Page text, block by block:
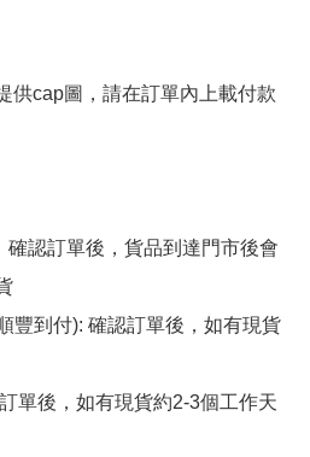
供cap圖，請在訂單內上載付款
確認訂單後，貨品到達門市後會
豐到付): 確認訂單後，如有現貨
單後，如有現貨約2-3個工作天